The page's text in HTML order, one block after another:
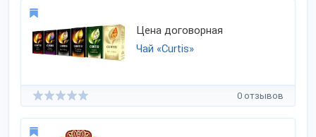
Цена договорная
Чай «Curtis»
0 отзывов